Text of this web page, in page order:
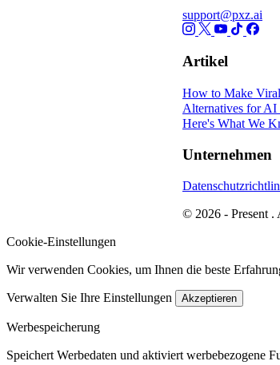
support@pxz.ai
Artikel
How to Make
Alternatives for AI
Here's What We
Unternehmen
© 2026 - Present .
Cookie-Einstellungen
Wir verwenden Cookies, um Ihnen die beste
Verwalten Sie Ihre Einstellungen Akzeptieren
Werbespeicherung
Speichert Werbedaten und aktiviert werbebezogene